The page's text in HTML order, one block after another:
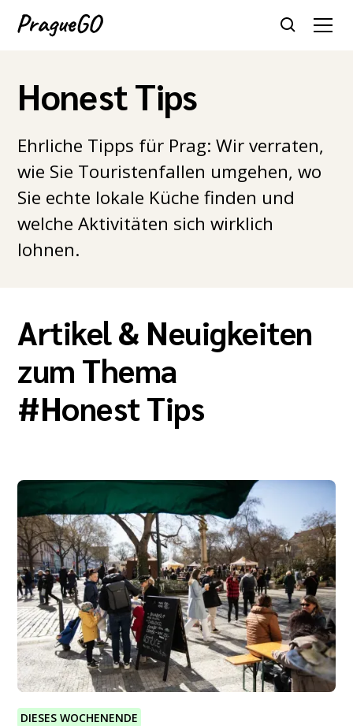
Honest Tips
Ehrliche Tipps für Prag: Wir verraten,
wie Sie Touristenfallen umgehen, wo
Sie echte lokale Küche finden und
welche Aktivitäten sich wirklich
lohnen.
Artikel & Neuigkeiten
zum Thema
#Honest Tips
DIESES WOCHENENDE